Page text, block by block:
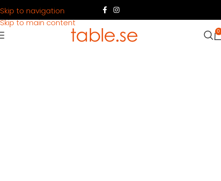
Skip to navigation
Skip to main content
0